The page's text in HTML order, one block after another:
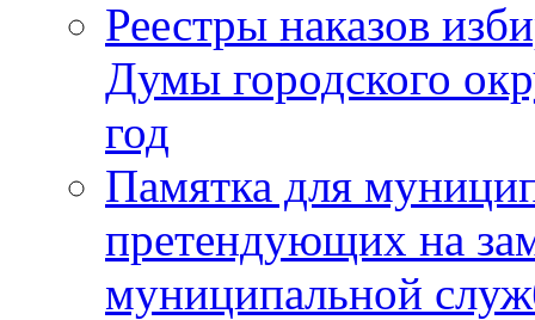
Реестры наказов
Думы городского
год
Памятка для
претендующих на
муниципальной